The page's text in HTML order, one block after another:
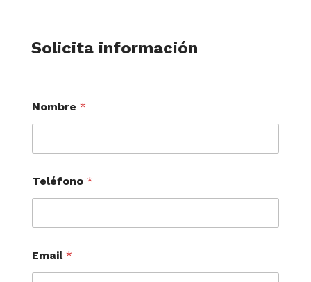
Solicita información
Nombre *
Teléfono *
u
r
Email *